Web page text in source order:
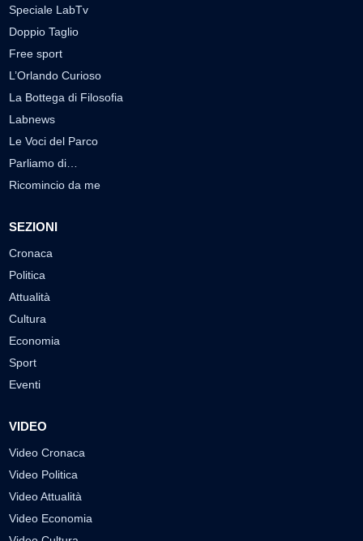
Speciale LabTv
Doppio Taglio
Free sport
L’Orlando Curioso
La Bottega di Filosofia
Labnews
Le Voci del Parco
Parliamo di…
Ricomincio da me
SEZIONI
Cronaca
Politica
Attualità
Cultura
Economia
Sport
Eventi
VIDEO
Video Cronaca
Video Politica
Video Attualità
Video Economia